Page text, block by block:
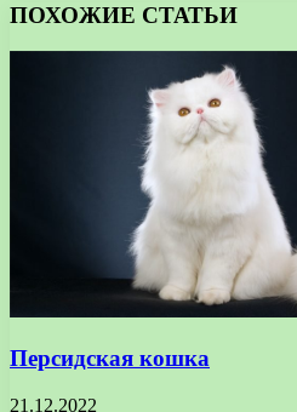
ПОХОЖИЕ СТАТЬИ
Персидская кошка
21.12.2022